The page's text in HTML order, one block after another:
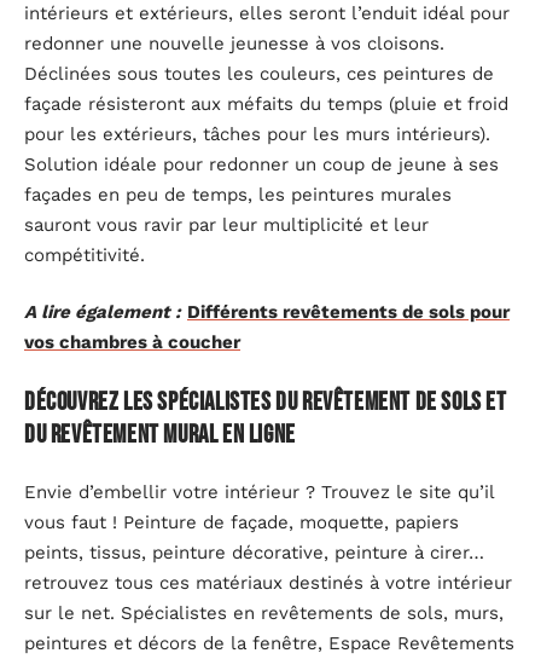
intérieurs et extérieurs, elles seront l’enduit idéal pour
redonner une nouvelle jeunesse à vos cloisons.
Déclinées sous toutes les couleurs, ces peintures de
façade résisteront aux méfaits du temps (pluie et froid
pour les extérieurs, tâches pour les murs intérieurs).
Solution idéale pour redonner un coup de jeune à ses
façades en peu de temps, les peintures murales
sauront vous ravir par leur multiplicité et leur
compétitivité.
A lire également : Différents revêtements de sols pour
vos chambres à coucher
Découvrez les spécialistes du revêtement de sols et
du revêtement mural en ligne
Envie d’embellir votre intérieur ? Trouvez le site qu’il
vous faut ! Peinture de façade, moquette, papiers
peints, tissus, peinture décorative, peinture à cirer…
retrouvez tous ces matériaux destinés à votre intérieur
sur le net. Spécialistes en revêtements de sols, murs,
peintures et décors de la fenêtre, Espace Revêtements